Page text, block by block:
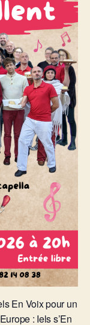
En Voix pour un
: Iels s’En